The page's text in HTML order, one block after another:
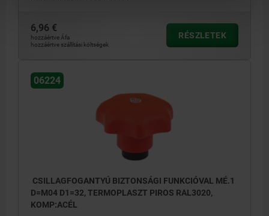
6,96 €
hozzáértve Áfa
hozzáértve szállítási költségek
RÉSZLETEK
06224
CSILLAGFOGANTYÚ BIZTONSÁGI FUNKCIÓVAL MÉ.1
D=M04 D1=32, TERMOPLASZT PIROS RAL3020,
KOMP:ACÉL